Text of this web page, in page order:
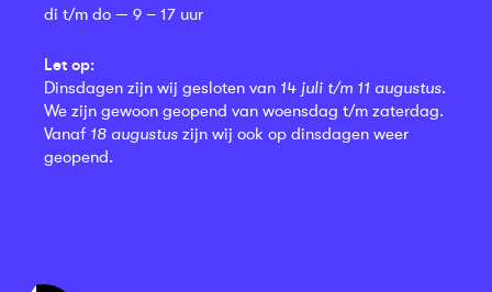
di t/m do — 9 – 17 uur
Let op:
Dinsdagen zijn wij gesloten van 14 juli t/m 11 augustus.
We zijn gewoon geopend van woensdag t/m zaterdag.
Vanaf 18 augustus zijn wij ook op dinsdagen weer
geopend.